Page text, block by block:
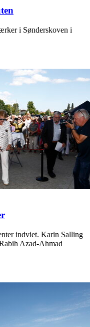
i Sønderskoven i
indviet. Karin Salling
Azad-Ahmad